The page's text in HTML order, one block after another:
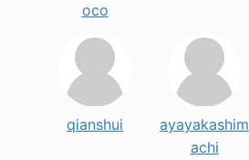
oco
qianshui
ayayakashim
achi